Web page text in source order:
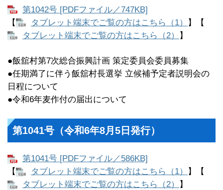
第1042号 [PDFファイル／747KB]
【
タブレット端末でご覧の方はこちら（1）
】【
タブレット端末でご覧の方はこちら（2）
】​
●飯舘村第7次総合振興計画 策定委員会委員募集
●任期満了に伴う飯舘村長選挙 立候補予定者説明会の
日程について
●令和6年麦作付の届出について
第1041号（令和6年8月5日発行）
第1041号 [PDFファイル／586KB]
【
タブレット端末でご覧の方はこちら（1）
】【
タブレット端末でご覧の方はこちら（2）
】​